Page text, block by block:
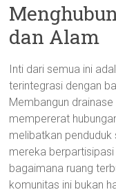
dan Alam
Inti dari semua ini
terintegrasi dengan
Membangun
mempererat
melibatkan
mereka
bagaimana ruang
komunitas ini bukan